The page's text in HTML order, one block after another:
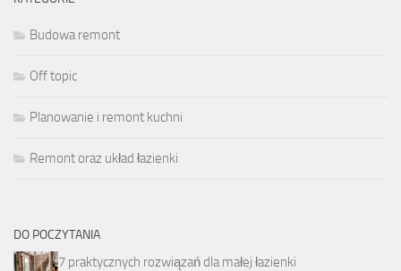
Budowa remont
Off topic
Planowanie i remont kuchni
Remont oraz układ łazienki
DO POCZYTANIA
7 praktycznych rozwiązań dla małej łazienki